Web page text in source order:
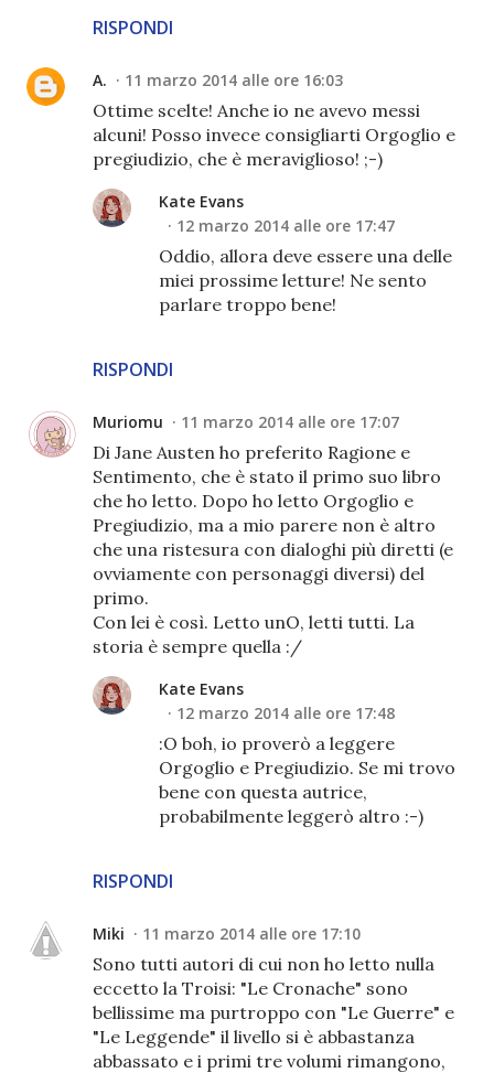
RISPONDI
A. 11 marzo 2014 alle ore 16:03
Ottime scelte! Anche io ne avevo messi
alcuni! Posso invece consigliarti Orgoglio e
pregiudizio, che è meraviglioso! ;-)
RISPONDI
Kate Evans
12 marzo 2014 alle ore 17:47
Oddio, allora deve essere una delle
miei prossime letture! Ne sento
parlare troppo bene!
Muriomu 11 marzo 2014 alle ore 17:07
Di Jane Austen ho preferito Ragione e
Sentimento, che è stato il primo suo libro
che ho letto. Dopo ho letto Orgoglio e
Pregiudizio, ma a mio parere non è altro
che una ristesura con dialoghi più diretti (e
ovviamente con personaggi diversi) del
primo.
Con lei è così. Letto unO, letti tutti. La
storia è sempre quella :/
RISPONDI
Kate Evans
12 marzo 2014 alle ore 17:48
:O boh, io proverò a leggere
Orgoglio e Pregiudizio. Se mi trovo
bene con questa autrice,
probabilmente leggerò altro :-)
Miki 11 marzo 2014 alle ore 17:10
Sono tutti autori di cui non ho letto nulla
eccetto la Troisi: "Le Cronache" sono
bellissime ma purtroppo con "Le Guerre" e
"Le Leggende" il livello si è abbastanza
abbassato e i primi tre volumi rimangono,